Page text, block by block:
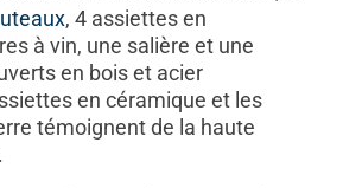
, 4 assiettes en
à vin, une salière et une
en bois et acier
en céramique et les
témoignent de la haute